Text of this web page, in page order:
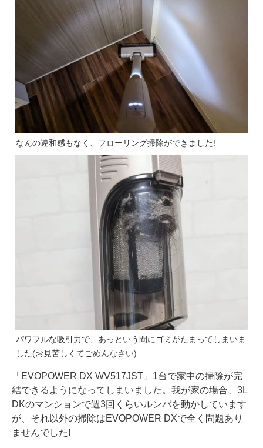
なんの違和感もなく、フローリング掃除ができました!
パワフルな吸引力で、あっという間にゴミがたまってしまいま
した(お見苦しくてごめんなさい)
「EVOPOWER DX WV517JST」1台で家中の掃除が完
結できるようになってしまいました。我が家の場合、3L
DKのマンションで週3回くらいルンバを動かしています
が、それ以外の掃除はEVOPOWER DXで全く問題あり
ませんでした!